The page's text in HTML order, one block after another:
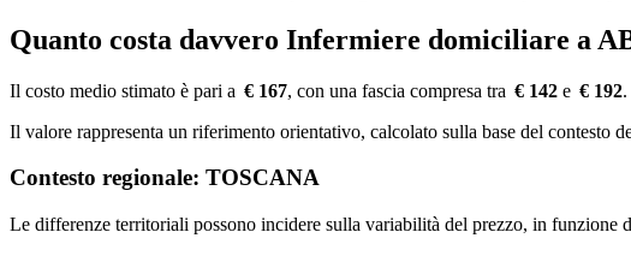
Quanto costa davvero Infermiere domiciliare a
Il costo medio stimato è pari a € 167, con una fascia compresa tra € 142 e € 192.
Il valore rappresenta un riferimento orientativo, calcolato sulla base del contesto
Contesto regionale: TOSCANA
Le differenze territoriali possono incidere sulla variabilità del prezzo, in funzione